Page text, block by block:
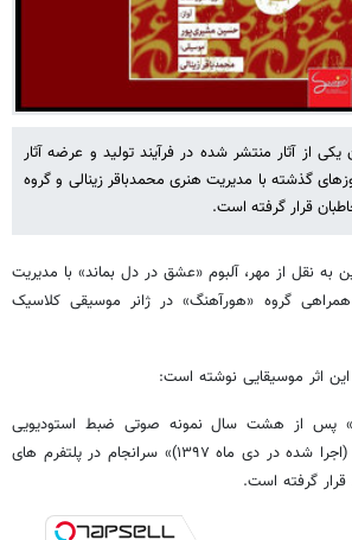
از آثار منتشر شده در فرآیند تولید و عرضه آثار
گذشته با مدیریت هنری محمدباقر زینالی و گروه
قرار گرفته است.
به نقل از مهر، آلبوم «عشق در دل بماند» با مدیریت
همراهی گروه «هورآهنگ» در ژانر موسیقی کلاسیک
اثر موسیقایی نوشته است:
پس از هشت سال نمونه صوتی ضبط استودیویی
کنسرت «سه گاه در ۳ گاه (اجرا شده در دی ماه ۱۳۹۷)» سرانجام در پلتفرم های
گرفته است.